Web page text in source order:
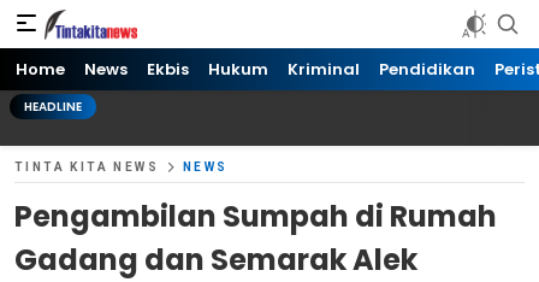
Tinta kita News
Informasi Terkini
Home News Ekbis Hukum Kriminal Pendidikan
HEADLINE
TINTA KITA NEWS NEWS
Pengambilan Sumpah di Rumah
Gadang dan Semarak Alek